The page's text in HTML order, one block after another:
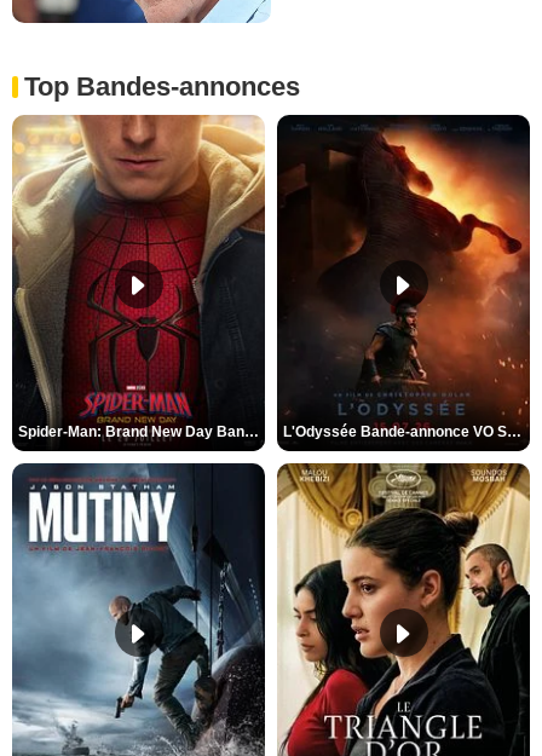
Top Bandes-annonces
Spider-Man: Brand New Day Bande-annonce VO STFR L'Odyssée Bande-annonce VO STFR